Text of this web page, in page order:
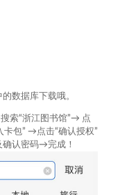
数据库下载哦。
索“浙江图书馆”→ 点
卡包” →点击“确认授权”
认密码→完成！